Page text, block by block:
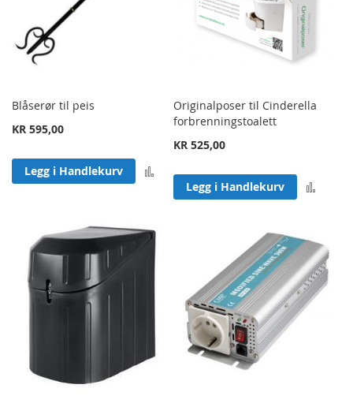
Blåserør til peis
KR 595,00
Legg i Handlekurv
Originalposer til Cinderella
forbrenningstoalett
KR 525,00
Legg i Handlekurv